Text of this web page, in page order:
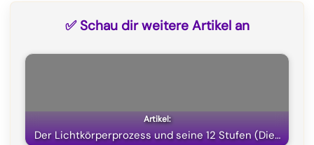
o
k
a
m
p
p
T
t
e
✅ Schau dir weitere Artikel an
Der Lichtkörperprozess und seine 12 Stufen (Die…